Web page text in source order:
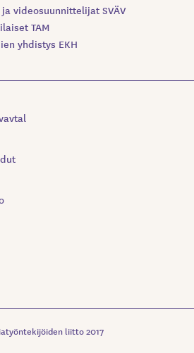
videosuunnittelijat SVÄV
TAM
yhdistys EKH
liitto 2017